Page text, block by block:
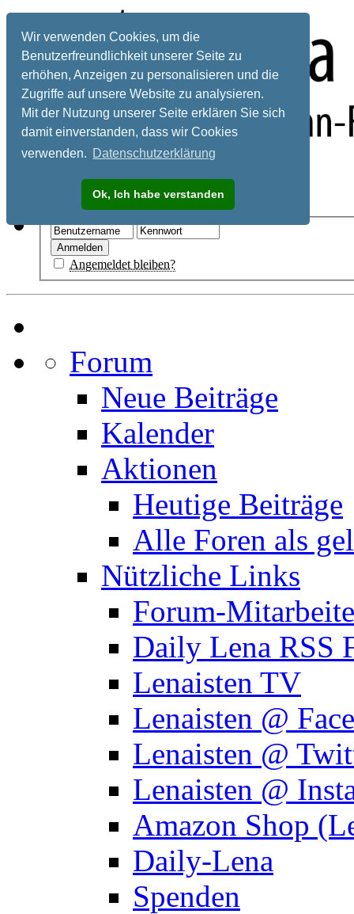
Wir verwenden Cookies, um die
Benutzerfreundlichkeit unserer Seite zu
erhöhen, Anzeigen zu personalisieren und die
Zugriffe auf unsere Website zu analysieren.
Mit der Nutzung unserer Seite erklären Sie sich
damit einverstanden, dass wir Cookies
verwenden. Datenschutzerklärung
Ok, Ich habe verstanden
Registrieren
Angemeldet bleiben?
Forum
Neue Beiträge
Kalender
Aktionen
Heutige Beiträge
Alle Foren als
Nützliche Links
Forum-
Daily Lena RSS
Lenaisten TV
Lenaisten @
Lenaisten @
Lenaisten @
Amazon Shop
Daily-Lena
Spenden